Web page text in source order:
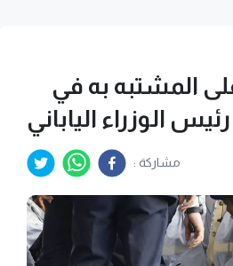
المشتبه به في
الوزراء الياباني
مشاركة :